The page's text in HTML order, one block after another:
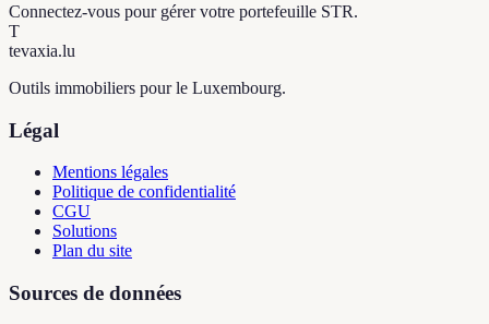
Connectez-vous pour gérer votre portefeuille STR.
T
tevaxia.lu
Outils immobiliers pour le Luxembourg.
Légal
Mentions légales
Politique de confidentialité
CGU
Solutions
Plan du site
Sources de données